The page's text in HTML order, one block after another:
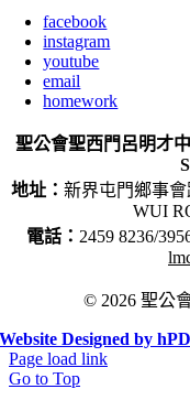
facebook
instagram
youtube
email
homework
聖公會聖西門呂明才
地址： 新界屯門鄉事
WUI
電話： 2459 8236/
© 2026 聖公
Website Designed by hPD
Page load link
Go to Top